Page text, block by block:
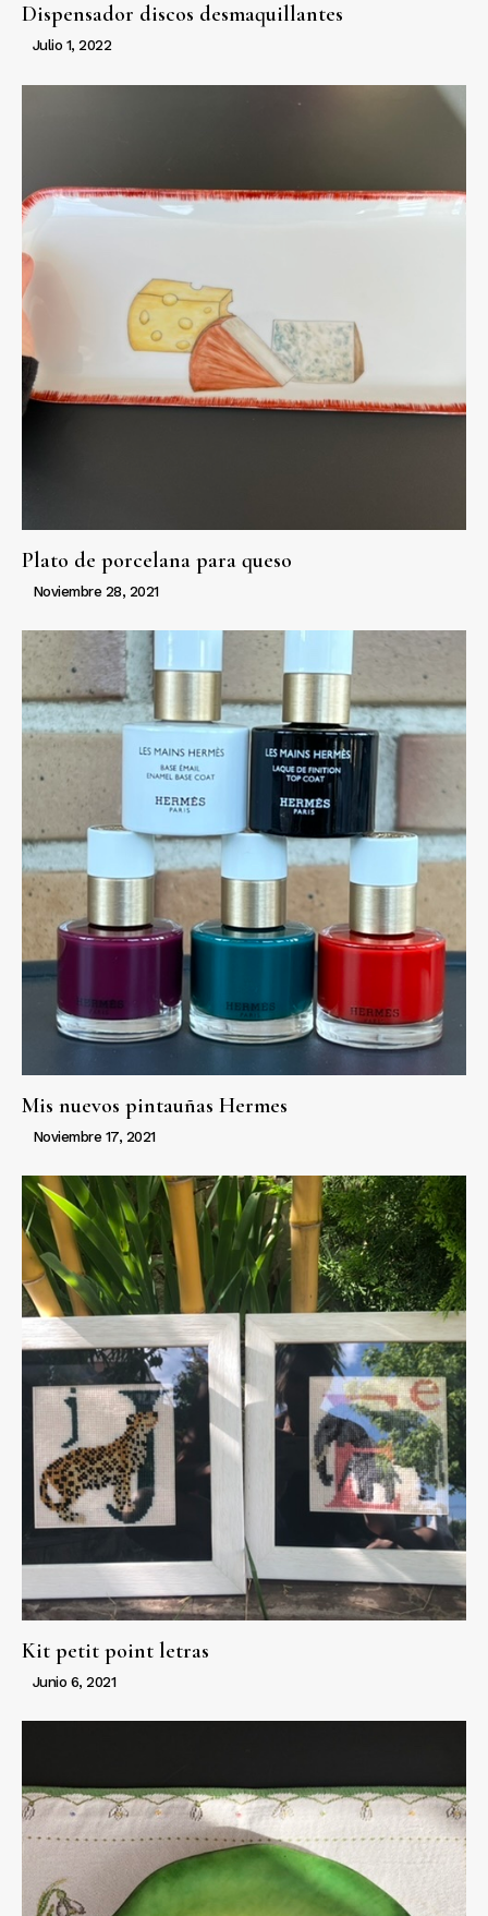
Dispensador discos desmaquillantes
Julio 1, 2022
Plato de porcelana para queso
Noviembre 28, 2021
Mis nuevos pintauñas Hermes
Noviembre 17, 2021
Kit petit point letras
Junio 6, 2021